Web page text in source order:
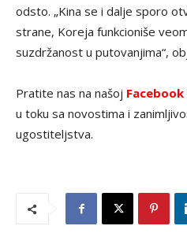
odsto. „Kina se i dalje sporo
strane, Koreja funkcioniše
suzdržanost u putovanjima“,
Pratite nas na našoj Facebook
u toku sa novostima i
ugostiteljstva.